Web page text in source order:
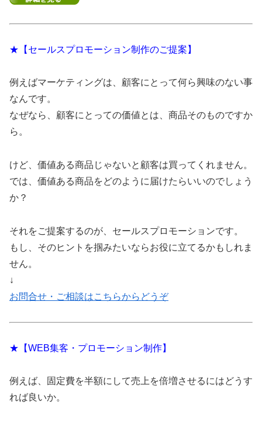
★【セールスプロモーション制作のご提案】
例えばマーケティングは、顧客にとって何ら興味のない事
なんです。
なぜなら、顧客にとっての価値とは、商品そのものですか
ら。
けど、価値ある商品じゃないと顧客は買ってくれません。
では、価値ある商品をどのように届けたらいいのでしょう
か？
それをご提案するのが、セールスプロモーションです。
もし、そのヒントを掴みたいならお役に立てるかもしれま
せん。
↓
お問合せ・ご相談はこちらからどうぞ
★【WEB集客・プロモーション制作】
例えば、固定費を半額にして売上を倍増させるにはどうす
れば良いか。